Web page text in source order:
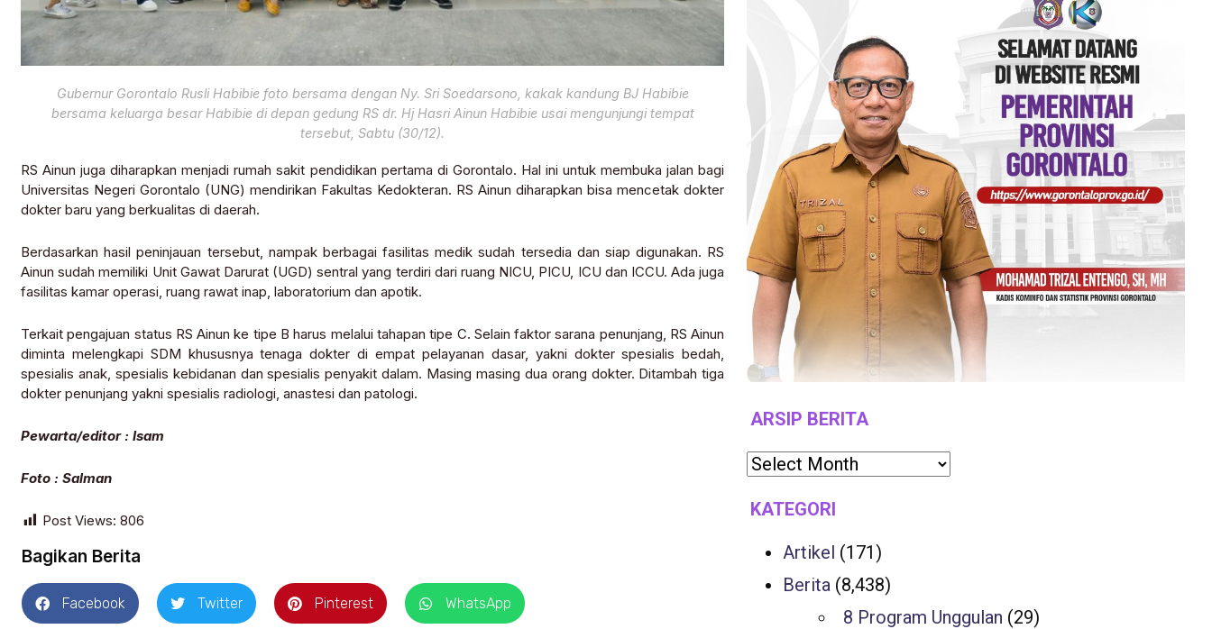
Gubernur Gorontalo Rusli Habibie foto bersama dengan Ny. Sri Soedarsono, kakak kandung BJ Habibie
bersama keluarga besar Habibie di depan gedung RS dr. Hj Hasri Ainun Habibie usai mengunjungi tempat
tersebut, Sabtu (30/12).
RS Ainun juga diharapkan menjadi rumah sakit pendidikan pertama di Gorontalo. Hal ini untuk membuka jalan bagi
Universitas Negeri Gorontalo (UNG) mendirikan Fakultas Kedokteran. RS Ainun diharapkan bisa mencetak dokter
dokter baru yang berkualitas di daerah.
Berdasarkan hasil peninjauan tersebut, nampak berbagai fasilitas medik sudah tersedia dan siap digunakan. RS
Ainun sudah memiliki Unit Gawat Darurat (UGD) sentral yang terdiri dari ruang NICU, PICU, ICU dan ICCU. Ada juga
fasilitas kamar operasi, ruang rawat inap, laboratorium dan apotik.
Terkait pengajuan status RS Ainun ke tipe B harus melalui tahapan tipe C. Selain faktor sarana penunjang, RS Ainun
diminta melengkapi SDM khususnya tenaga dokter di empat pelayanan dasar, yakni dokter spesialis bedah,
spesialis anak, spesialis kebidanan dan spesialis penyakit dalam. Masing masing dua orang dokter. Ditambah tiga
dokter penunjang yakni spesialis radiologi, anastesi dan patologi.
Pewarta/editor : Isam
Foto : Salman
Post Views: 806
Bagikan Berita
Facebook Twitter Pinterest WhatsApp
ARSIP BERITA
KATEGORI
Artikel (171)
Berita (8,438)
8 Program Unggulan (29)